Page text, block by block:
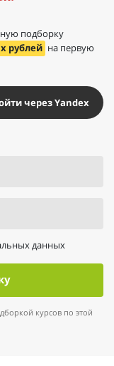
подборку
рублей на первую
через Yandex
данных
курсов по этой